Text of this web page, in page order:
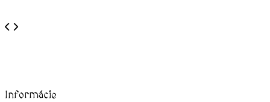
Informácie